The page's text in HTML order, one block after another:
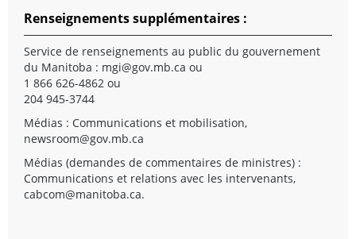
Renseignements supplémentaires :
Service de renseignements au public du gouvernement
du Manitoba : mgi@gov.mb.ca ou
1 866 626-4862 ou
204 945-3744
Médias : Communications et mobilisation,
newsroom@gov.mb.ca
Médias (demandes de commentaires de ministres) :
Communications et relations avec les intervenants,
cabcom@manitoba.ca.